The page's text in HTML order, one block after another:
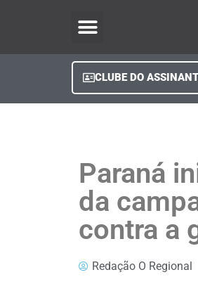
CLUBE DO
Paraná
da
contra a
Redação O Regional